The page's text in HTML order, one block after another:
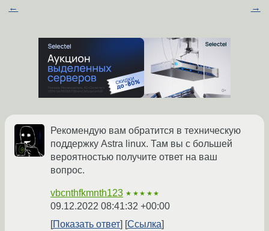
← →
Рекомендую вам обратится в техническую
поддержку Astra linux. Там вы с большей
вероятностью получите ответ на ваш
вопрос.
vbcnthfkmnth123 ★★★★★
09.12.2022 08:41:32 +00:00
Показать ответ
Ссылка